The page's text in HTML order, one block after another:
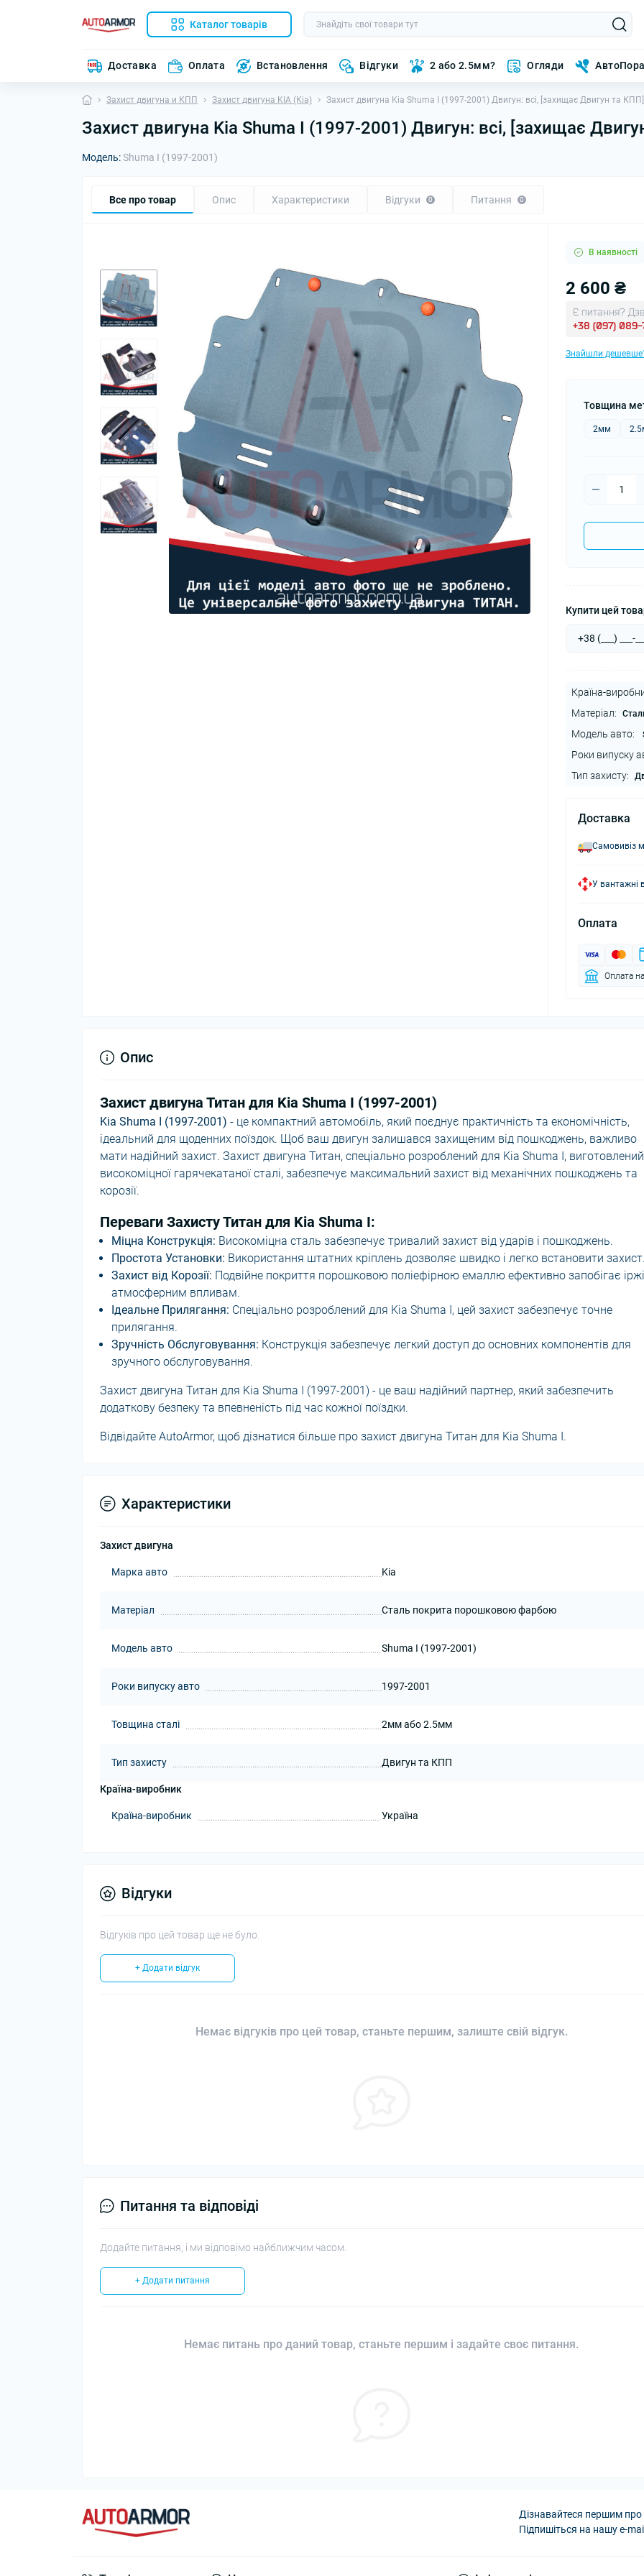
Каталог товарів
Доставка Оплата Встановлення Відгуки 2 або 2.5мм? Огляди
Захист двигуна и КПП Захист двигуна KIA (Кіа) Захист двигуна Kia Shuma I (1997-2001) Двигун: всі, [захищає Двигун та
Захист двигуна Kia Shuma I (1997-2001) Двигун: всі, [захищає
Модель:Shuma I (1997-2001)
Все про товар Опис Характеристики Відгуки 0 Питання 0
В наявності
2 600 ₴
Є питання?
+38 (097)
Знайшли
Товщина
2мм
Купити цей
Країна-
Матеріал:
Модель авто:
Роки випуску
Тип захисту:
Доставка
Самовивіз
У вантажні
Оплата
Оплата
Опис
Захист двигуна Титан для Kia Shuma I (1997-2001)
Kia Shuma I (1997-2001) - це компактний автомобіль, який поєднує практичність та економічність,
ідеальний для щоденних поїздок. Щоб ваш двигун залишався захищеним від пошкоджень, важливо
мати надійний захист. Захист двигуна Титан, спеціально розроблений для Kia Shuma I,
високоміцної гарячекатаної сталі, забезпечує максимальний захист від механічних пошкоджень та
корозії.
Переваги Захисту Титан для Kia Shuma I:
Міцна Конструкція: Високоміцна сталь забезпечує тривалий захист від ударів і пошкоджень.
Простота Установки: Використання штатних кріплень дозволяє швидко і легко встановити захист.
Захист від Корозії: Подвійне покриття порошковою поліефірною емаллю ефективно запобігає
атмосферним впливам.
Ідеальне Прилягання: Спеціально розроблений для Kia Shuma I, цей захист забезпечує точне
прилягання.
Зручність Обслуговування: Конструкція забезпечує легкий доступ до основних компонентів для
зручного обслуговування.
Захист двигуна Титан для Kia Shuma I (1997-2001) - це ваш надійний партнер, який забезпечить
додаткову безпеку та впевненість під час кожної поїздки.
Відвідайте AutoArmor, щоб дізнатися більше про захист двигуна Титан для Kia Shuma I.
Характеристики
Захист двигуна
Марка авто Kia
Матеріал Сталь покрита порошковою фарбою
Модель авто Shuma I (1997-2001)
Роки випуску авто 1997-2001
Товщина сталі 2мм або 2.5мм
Тип захисту Двигун та КПП
Країна-виробник
Країна-виробник Україна
Відгуки
Відгуків про цей товар ще не було.
+ Додати відгук
Немає відгуків про цей товар, станьте першим, залиште свій відгук.
Питання та відповіді
Додайте питання, і ми відповімо найближчим часом.
+ Додати питання
Немає питань про даний товар, станьте першим і задайте своє питання.
Дізнавайтеся першим про
Підпишіться на нашу e-